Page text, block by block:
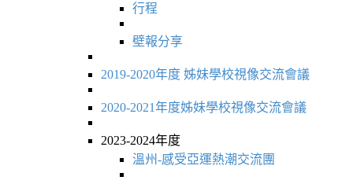
行程
壁報分享
2019-2020年度 姊妹學校視像交流會議
2020-2021年度姊妹學校視像交流會議
2023-2024年度
溫州-感受亞運熱潮交流團